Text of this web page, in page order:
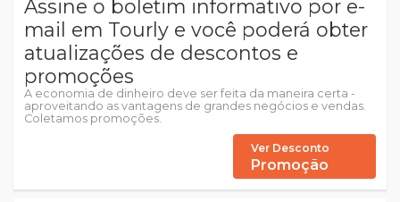
Assine o boletim informativo por e-
mail em Tourly e você poderá obter
atualizações de descontos e
promoções
A economia de dinheiro deve ser feita da maneira certa -
aproveitando as vantagens de grandes negócios e vendas.
Coletamos promoções.
Ver Desconto
Promoção